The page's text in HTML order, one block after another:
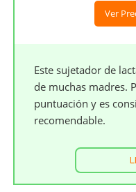
Ver
Este sujetador de
de muchas madres.
puntuación y es
recomendable.